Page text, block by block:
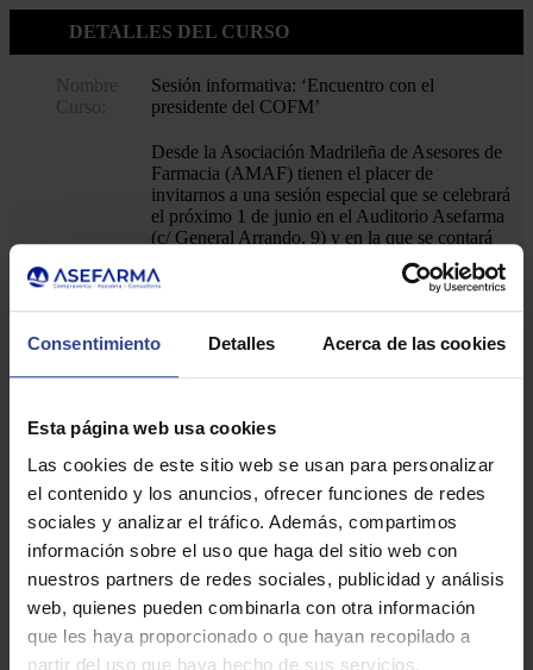
Consentimiento Detalles Acerca de las cookies
Esta página web usa cookies
Las cookies de este sitio web se usan para personalizar
el contenido y los anuncios, ofrecer funciones de redes
sociales y analizar el tráfico. Además, compartimos
información sobre el uso que haga del sitio web con
nuestros partners de redes sociales, publicidad y análisis
web, quienes pueden combinarla con otra información
que les haya proporcionado o que hayan recopilado a
partir del uso que haya hecho de sus servicios.
DETALLES DEL CURSO
Nombre
Curso:
Sesión informativa: ‘Encuentro con el
presidente del COFM’
del Evento:
Desde la Asociación Madrileña de Asesores de
Farmacia (AMAF) tienen el placer de
invitarnos a una sesión especial que se celebrará
el próximo 1 de junio en el Auditorio Asefarma
(c/ General Arrando, 9) y en la que se contará
con la presencia de D. Manuel Martínez del
Peral en un encuentro especial titulado
visión, actualidad y reflexiones sobre el
Lugar:
Auditorio Asefarma
Fecha
1 de junio
Fecha Fin:
1 de junio
Horario:
De 14.30 a 15.00 (cóctel previo) y 15.00 a
16.30 sesión informativa
Precio:
Gratuito